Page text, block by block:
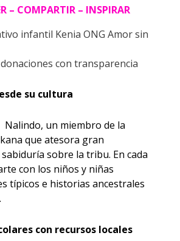
– COMPARTIR – INSPIRAR
su cultura
Nalindo, un miembro de la
que atesora gran
sobre la tribu. En cada
con los niños y niñas
típicos e historias ancestrales
con recursos locales